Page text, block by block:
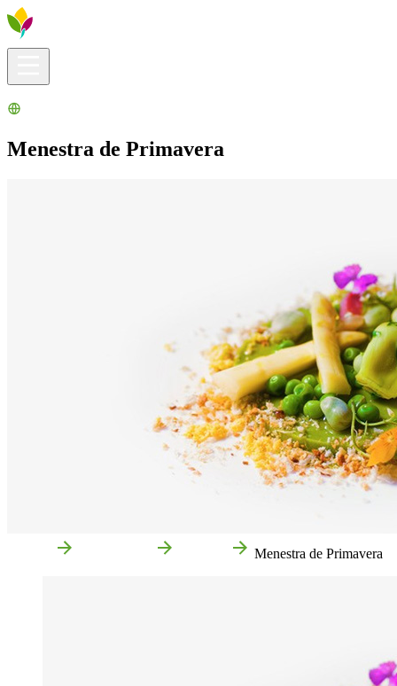
Menestra de Primavera
Menestra de Primavera